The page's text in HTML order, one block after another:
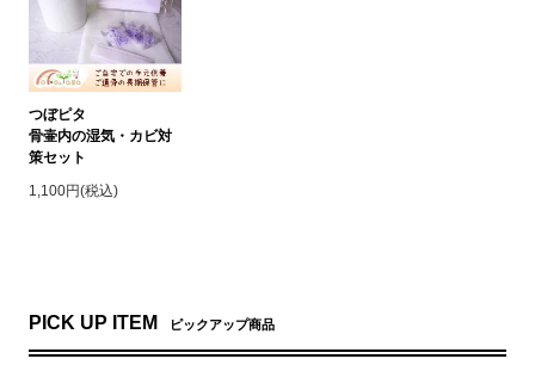
つぼピタ
骨壷内の湿気・カビ対
策セット
1,100円(税込)
PICK UP ITEM ピックアップ商品